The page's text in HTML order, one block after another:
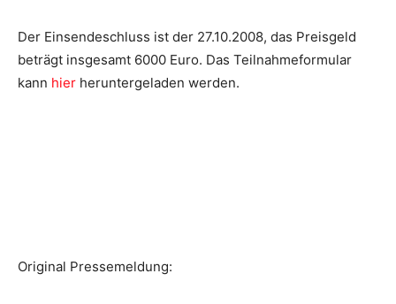
Der Einsendeschluss ist der 27.10.2008, das Preisgeld
beträgt insgesamt 6000 Euro. Das Teilnahmeformular
kann hier heruntergeladen werden.
Original Pressemeldung: